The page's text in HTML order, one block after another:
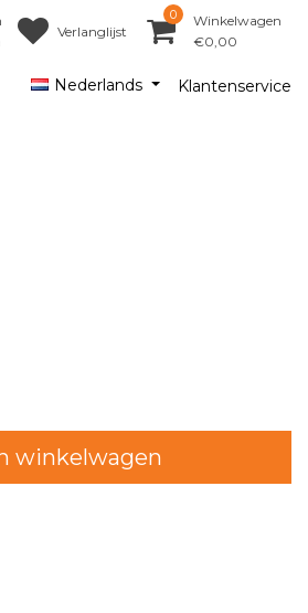
Verlanglijst
0
Winkelwagen
€0,00
Nederlands Klantenservice
winkelwagen